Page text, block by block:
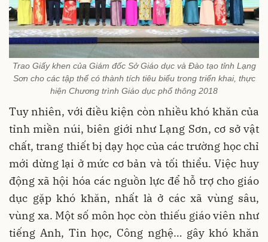
Trao Giấy khen của Giám đốc Sở Giáo dục và Đào tạo tỉnh Lạng
Sơn cho các tập thể có thành tích tiêu biểu trong triển khai, thực
hiện Chương trình Giáo dục phổ thông 2018
Tuy nhiên, với điều kiện còn nhiều khó khăn của
tỉnh miền núi, biên giới như Lạng Sơn, cơ sở vật
chất, trang thiết bị dạy học của các trường học chỉ
mới dừng lại ở mức cơ bản và tối thiểu. Việc huy
động xã hội hóa các nguồn lực để hỗ trợ cho giáo
dục gặp khó khăn, nhất là ở các xã vùng sâu,
vùng xa. Một số môn học còn thiếu giáo viên như
tiếng Anh, Tin học, Công nghệ… gây khó khăn